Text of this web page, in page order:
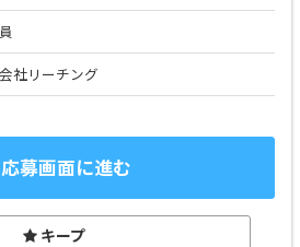
社リーチング
応募画面に進む
キープ